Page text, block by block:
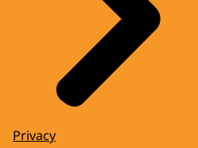
Privacy